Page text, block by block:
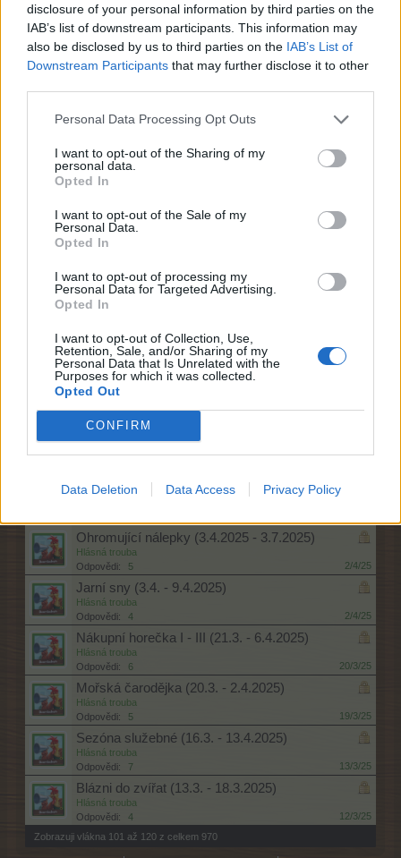
disclosure of your personal information by third parties on the
IAB’s list of downstream participants. This information may
also be disclosed by us to third parties on the IAB’s List of
Downstream Participants that may further disclose it to other
Personal Data Processing Opt Outs
I want to opt-out of the Sharing of my
personal data.
Opted In
I want to opt-out of the Sale of my
Personal Data.
Opted In
I want to opt-out of processing my
Personal Data for Targeted Advertising.
Opted In
I want to opt-out of Collection, Use,
Retention, Sale, and/or Sharing of my
Personal Data that Is Unrelated with the
Purposes for which it was collected.
Opted Out
CONFIRM
Data Deletion Data Access Privacy Policy
Vikingská sága (5.6. - 12.6.2025)
Hlásná trouba
Odpovědi:
5 4/6/25
Král džungle (29.5. - 4.6.2025)
Tajemství dračí tvrze (22.5. - 28.5.2025)
Odpovědi:
5 21/5/25
Tajemství okrasných stromů I - III (16.5. -
1.6.2025)
Odpovědi:
7 15/5/25
Setkání s dinosaury (8.5. - 21.5.2025)
Velká honička (1.5. - 7.5.2025)
Hlásná trouba
Sezóna malování vajec (27.4. - 25.5.2025)
Hlásná trouba
Odpovědi:
7 24/4/25
Velikonoween (17.4. - 30.4.2025)
Neonové disco (10.4. - 15.4.2025)
Národní týden humoru I - III (10.4. - 16.4.2025)
Ohromující nálepky (3.4.2025 - 3.7.2025)
Hlásná trouba
Odpovědi:
5 2/4/25
Jarní sny (3.4. - 9.4.2025)
Hlásná trouba
Odpovědi:
4 2/4/25
Nákupní horečka I - III (21.3. - 6.4.2025)
Hlásná trouba
Odpovědi:
6 20/3/25
Mořská čarodějka (20.3. - 2.4.2025)
Hlásná trouba
Odpovědi:
5 19/3/25
Sezóna služebné (16.3. - 13.4.2025)
Hlásná trouba
Odpovědi:
7 13/3/25
Blázni do zvířat (13.3. - 18.3.2025)
Hlásná trouba
Odpovědi:
4
12/3/25
Zobrazuji vlákna 101 až 120 z celkem 970